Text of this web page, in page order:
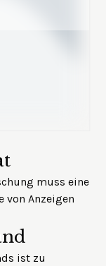
muss eine
von Anzeigen
ist zu